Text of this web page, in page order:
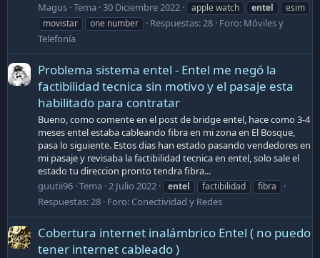
Magus Tema 30 Diciembre 2022 apple watch entel
esim
movistar
one number Respuestas: 28 Foro: Móviles y
Telefonía
Problema sistema entel - Entel me negó la
factibilidad tecnica sin motivo y el pasaje esta
habilitado para contratar
Bueno, como comente en el post de bridge entel, hace como 3-4
meses entel estaba cableando fibra en mi zona en El Bosque,
pasa lo siguiente. Estos dias han estado pasando vendedores en
mi pasaje y revisaba la factibilidad tecnica en entel, solo sale el
estado tu direccion pronto tendra fibra...
guutii96 Tema 2 Julio 2022 entel factibilidad fibra
Respuestas: 28 Foro: Conectividad y Redes
Cobertura internet inalámbrico Entel ( no puedo
tener internet cableado )